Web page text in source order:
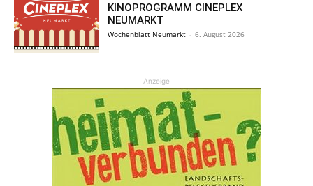
KINOPROGRAMM CINEPLEX
NEUMARKT
Wochenblatt Neumarkt - 6. August 2026
Anzeige